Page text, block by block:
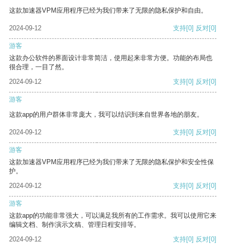
这款加速器VPM应用程序已经为我们带来了无限的隐私保护和自由。
2024-09-12 支持[0] 反对[0]
游客
这款办公软件的界面设计非常简洁，使用起来非常方便。功能的布局也
很合理，一目了然。
2024-09-12
支持[0] 反对[0]
游客
这款app的用户群体非常庞大，我可以结识到来自世界各地的朋友。
2024-09-12 支持[0] 反对[0]
游客
这款加速器VPM应用程序已经为我们带来了无限的隐私保护和安全性保
护。
2024-09-12
支持[0] 反对[0]
游客
这款app的功能非常强大，可以满足我所有的工作需求。我可以使用它来
编辑文档、制作演示文稿、管理日程安排等。
2024-09-12
支持[0] 反对[0]